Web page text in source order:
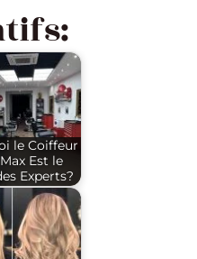
le Coiffeur
Est le
Experts?